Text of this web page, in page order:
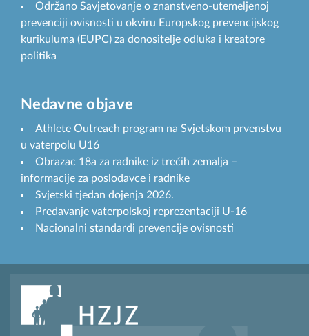
Održano Savjetovanje o znanstveno-utemeljenoj
prevenciji ovisnosti u okviru Europskog prevencijskog
kurikuluma (EUPC) za donositelje odluka i kreatore
politika
Nedavne objave
Athlete Outreach program na Svjetskom prvenstvu
u vaterpolu U16
Obrazac 18a za radnike iz trećih zemalja –
informacije za poslodavce i radnike
Svjetski tjedan dojenja 2026.
Predavanje vaterpolskoj reprezentaciji U-16
Nacionalni standardi prevencije ovisnosti